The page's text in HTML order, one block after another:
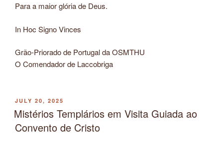
Para a maior glória de Deus.
In Hoc Signo Vinces
Grão-Priorado de Portugal da OSMTHU
O Comendador de Laccobriga
POSTED
ON
JULY 20, 2025
Mistérios Templários em Visita Guiada ao
Convento de Cristo